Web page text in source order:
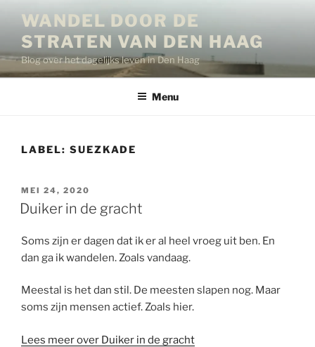
inhoud
WANDEL DOOR DE
STRATEN VAN DEN HAAG
Blog over het dagelijks leven in Den Haag
Menu
LABEL: SUEZKADE
GEPLAATST
OP
MEI 24, 2020
Duiker in de gracht
Soms zijn er dagen dat ik er al heel vroeg uit ben. En
dan ga ik wandelen. Zoals vandaag.
Meestal is het dan stil. De meesten slapen nog. Maar
soms zijn mensen actief. Zoals hier.
Lees meer over Duiker in de gracht